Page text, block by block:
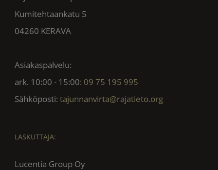
Kumitehtaankatu 5
04260 KERAVA
Asiakaspalvelu:
ark. 10:00 - 15:00: 09 75 195 995
Sähköposti: tajunnanvirta@rajatieto.org
LASKUTTAJA:
Lucentia Group Oy